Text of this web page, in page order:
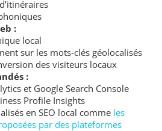
:
local
sur les mots-clés géolocalisés
des visiteurs locaux
:
et Google Search Console
Profile Insights
en SEO local comme les
par des plateformes